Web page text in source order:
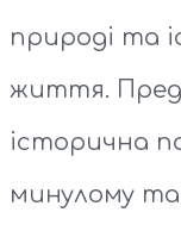
природі та
життя.
історична
минулому та